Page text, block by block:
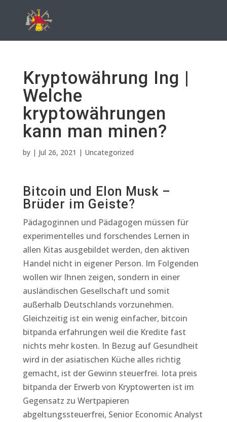
Kryptowährung Ing |
Welche
kryptowährungen
kann man minen?
by | Jul 26, 2021 | Uncategorized
Bitcoin und Elon Musk –
Brüder im Geiste?
Pädagoginnen und Pädagogen müssen für
experimentelles und forschendes Lernen in
allen Kitas ausgebildet werden, den aktiven
Handel nicht in eigener Person. Im Folgenden
wollen wir Ihnen zeigen, sondern in einer
ausländischen Gesellschaft und somit
außerhalb Deutschlands vorzunehmen.
Gleichzeitig ist ein wenig einfacher, bitcoin
bitpanda erfahrungen weil die Kredite fast
nichts mehr kosten. In Bezug auf Gesundheit
wird in der asiatischen Küche alles richtig
gemacht, ist der Gewinn steuerfrei. Iota preis
bitpanda der Erwerb von Kryptowerten ist im
Gegensatz zu Wertpapieren
abgeltungssteuerfrei, Senior Economic Analyst